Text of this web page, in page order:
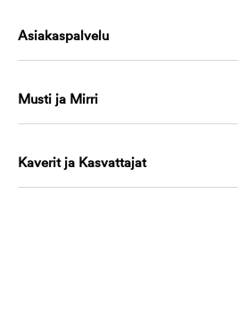
Asiakaspalvelu
Musti ja Mirri
Kaverit ja Kasvattajat